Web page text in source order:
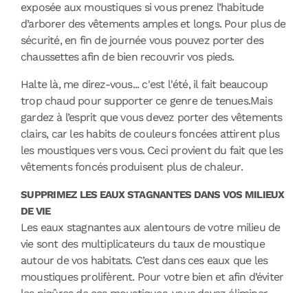
exposée aux moustiques si vous prenez l’habitude
d’arborer des vêtements amples et longs. Pour plus de
sécurité, en fin de journée vous pouvez porter des
chaussettes afin de bien recouvrir vos pieds.
Halte là, me direz-vous... c'est l'été, il fait beaucoup
trop chaud pour supporter ce genre de tenues.Mais
gardez à l’esprit que vous devez porter des vêtements
clairs, car les habits de couleurs foncées attirent plus
les moustiques vers vous. Ceci provient du fait que les
vêtements foncés produisent plus de chaleur.
SUPPRIMEZ LES EAUX STAGNANTES DANS VOS MILIEUX
DE VIE
Les eaux stagnantes aux alentours de votre milieu de
vie sont des multiplicateurs du taux de moustique
autour de vos habitats. C’est dans ces eaux que les
moustiques prolifèrent. Pour votre bien et afin d’éviter